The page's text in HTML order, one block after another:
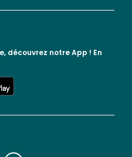
lien vers le blog la redoute
découvrez notre App ! En